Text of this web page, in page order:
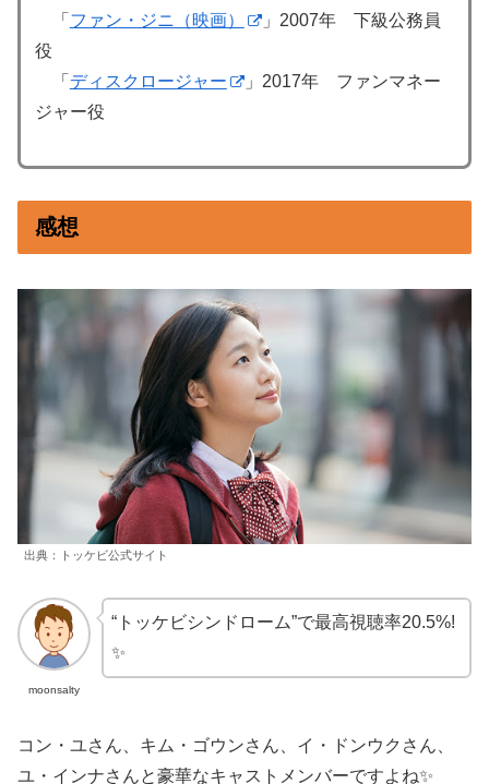
「 ファン・ジニ（映画）
」2007年 下級公務員
役
「 ディスクロージャー
」2017年 ファンマネー
ジャー役
感想
出典：トッケビ公式サイト
moonsalty
“トッケビシンドローム”で最高視聴率20.5%!
✨
コン・ユさん、キム・ゴウンさん、イ・ドンウクさん、
ユ・インナさんと豪華なキャストメンバーですよね✨